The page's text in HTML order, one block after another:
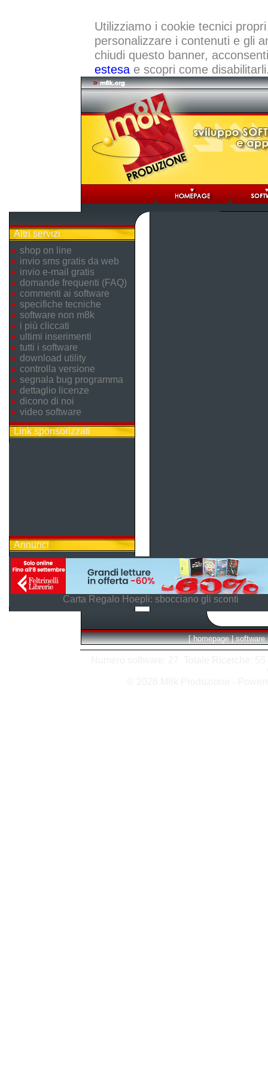
Utilizziamo i cookie tecnici
personalizzare i contenuti e gli
chiudi questo banner,
estesae scopri come
Altri servizi
shop on line
invio sms gratis da web
invio e-mail gratis
domande frequenti (FAQ)
commenti ai software
specifiche tecniche
software non m8k
i più cliccati
ultimi inserimenti
tutti i software
download utility
controlla versione
segnala bug programma
dettaglio licenze
dicono di noi
video software
Link sponsorizzati
Annunci
Carta Regalo Hoepli: sbocciano gli sconti
[ homepage | software